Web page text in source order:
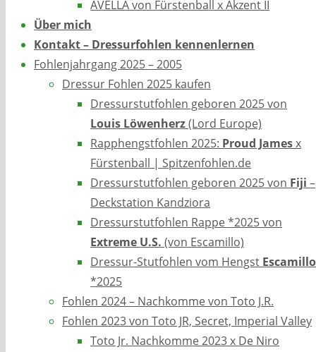
AVELLA von Fürstenball x Akzent II
Über mich
Kontakt – Dressurfohlen kennenlernen
Fohlenjahrgang 2025 – 2005
Dressur Fohlen 2025 kaufen
Dressurstutfohlen geboren 2025 von
Louis Löwenherz(Lord Europe)
Rapphengstfohlen 2025: Proud Jamesx
Fürstenball | Spitzenfohlen.de
Dressurstutfohlen geboren 2025 von Fiji –
Deckstation Kandziora
Dressurstutfohlen Rappe *2025 von
Extreme U.S. (von Escamillo)
Dressur-Stutfohlen vom Hengst Escamillo
*2025
Fohlen 2024 – Nachkomme von Toto J.R.
Fohlen 2023 von Toto JR, Secret, Imperial Valley
Toto Jr. Nachkomme 2023 x De Niro